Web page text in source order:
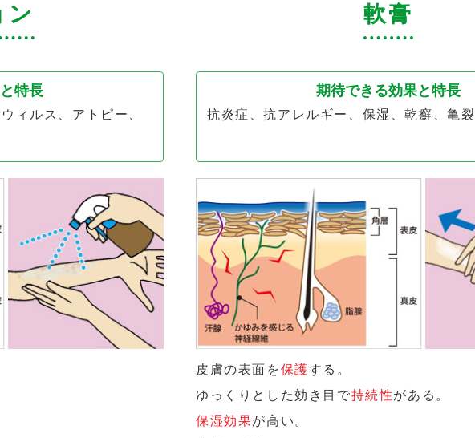
ン
特長
ィルス、アトピー、
軟膏
期待できる効果と特長
抗炎症、抗アレルギー、保湿、乾癬、亀裂
皮膚の表面を保護する。
ゆっくりとした効き目で持続性がある。
保湿効果が高い。